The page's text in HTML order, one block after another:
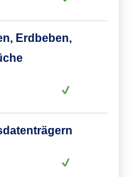
Erdbeben,